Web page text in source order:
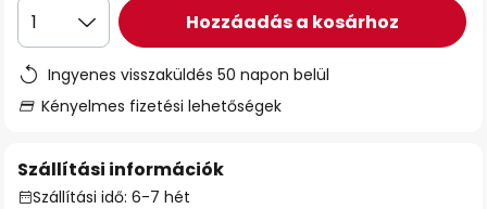
1 Hozzáadás a kosárhoz
Ingyenes visszaküldés 50 napon belül
Kényelmes fizetési lehetőségek
Szállítási információk
Szállítási idő: 6-7 hét